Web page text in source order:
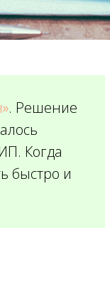
. Решение
Когда
быстро и